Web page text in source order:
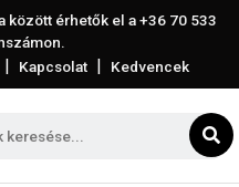
között érhetők el a+36 70 533
| Kapcsolat | Kedvencek